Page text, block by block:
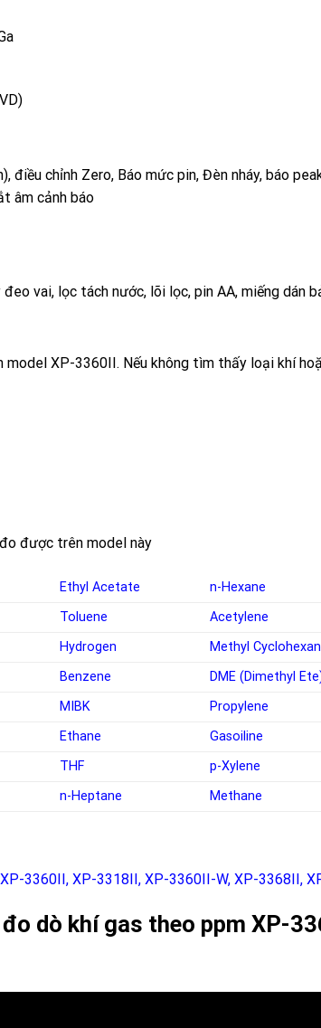
điều chỉnh Zero, Báo mức pin, Đèn nháy, báo
âm cảnh báo
vai, lọc tách nước, lõi lọc, pin AA, miếng dán
XP-3360II. Nếu không tìm thấy loại khí
được trên model này
Ethyl Acetate
n-Hexane
Toluene
Acetylene
Hydrogen
Methyl
Benzene
DME (Dimethyl
MIBK
Propylene
Ethane
Gasoiline
THF
p-Xylene
n-Heptane Methane
XP-3360II, XP-3318II, XP-3360II-W, XP-3368II,
dò khí gas theo ppm XP-